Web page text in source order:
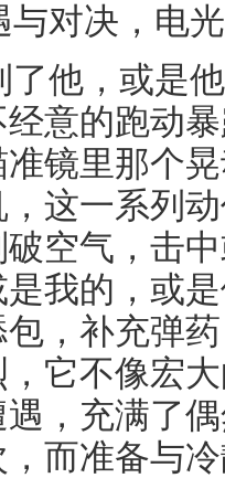
与对决，电
了他，或是
意的跑动
镜里那个
这一系列
空气，击
我的，或
，补充弹
它不像宏
，充满了
而准备与